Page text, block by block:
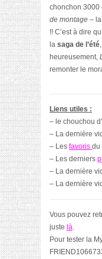
chonchon 3000
de montage –
!! C’est à dire
la saga de l’été
heureusement,
remonter le
Liens utiles :
– le chouchou
– La dernière
– Les favoris du
– Les derniers
– La dernière
– La dernière
Vous pouvez
juste là.
Pour tester la